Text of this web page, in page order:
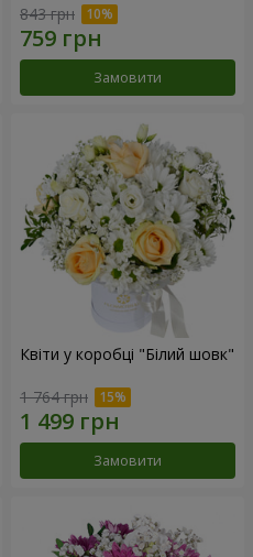
843 грн
Замовити
Квіти у коробці "Білий шовк"
1 764 грн
Замовити